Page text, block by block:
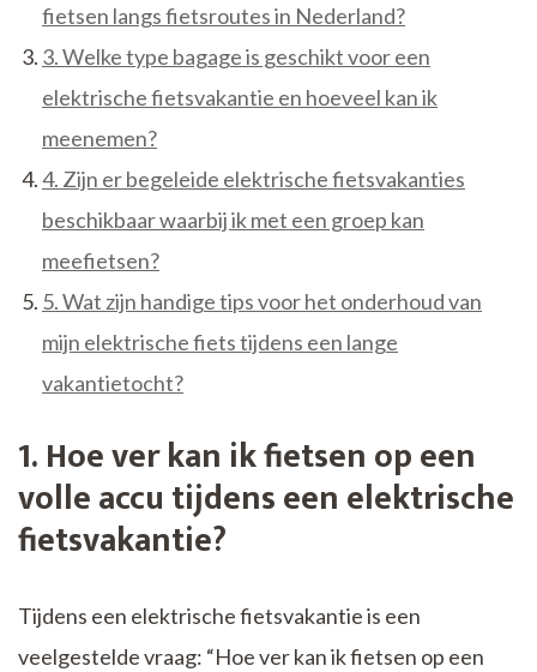
fietsen langs fietsroutes in Nederland?
3. Welke type bagage is geschikt voor een
elektrische fietsvakantie en hoeveel kan ik
meenemen?
4. Zijn er begeleide elektrische fietsvakanties
beschikbaar waarbij ik met een groep kan
meefietsen?
5. Wat zijn handige tips voor het onderhoud van
mijn elektrische fiets tijdens een lange
vakantietocht?
1. Hoe ver kan ik fietsen op een
volle accu tijdens een elektrische
fietsvakantie?
Tijdens een elektrische fietsvakantie is een
veelgestelde vraag: “Hoe ver kan ik fietsen op een